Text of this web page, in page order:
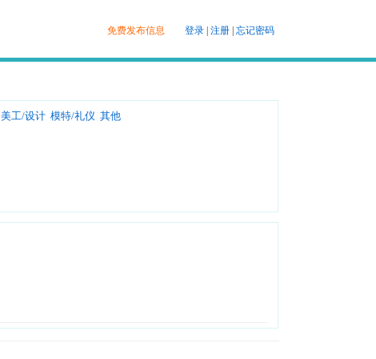
免费发布信息 登录| 注册| 忘记密码
美工/设计 模特/礼仪 其他